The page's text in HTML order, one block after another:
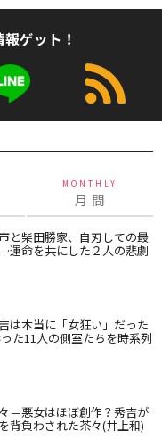
ゲット！
MONTHLY
月 間
と柴田勝家、自刃しての最
運命を共にした２人の悲劇
は本当に「女狂い」だった
た11人の側室たちを時系列
＝悪女はほぼ創作？秀吉が
背負わされた茶々(井上和)